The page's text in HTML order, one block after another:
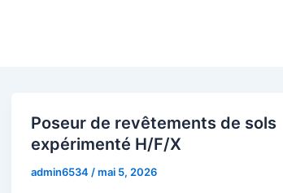
Poseur de revêtements de sols
expérimenté H/F/X
admin6534 /mai 5, 2026